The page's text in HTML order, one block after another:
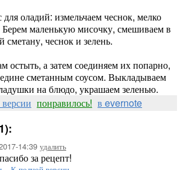
для оладий: измельчаем чеснок, мелко
Берем маленькую мисочку, смешиваем в
сметану, чеснок и зелень.
остыть, а затем соединяем их попарно,
сметанным соусом. Выкладываем
на блюдо, украшаем зеленью.
понравилось! в evernote
14:39 удалить
за рецепт!